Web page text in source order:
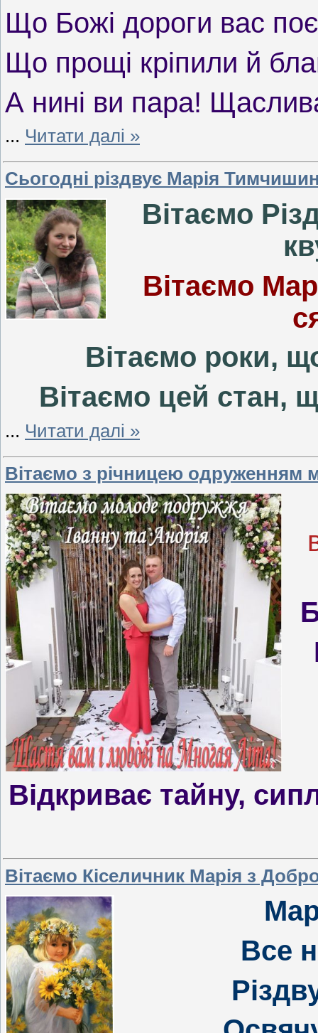
Що Божі дороги вас
Що прощі кріпили й
А нині ви пара!
... Читати далі »
Сьогодні різдвує Марія
Вітаємо
Вітаємо
Вітаємо роки,
Вітаємо цей стан,
... Читати далі »
Вітаємо з річницею одруженням
Відкриває тайну,
Вітаємо Кіселичник Марія з
Все